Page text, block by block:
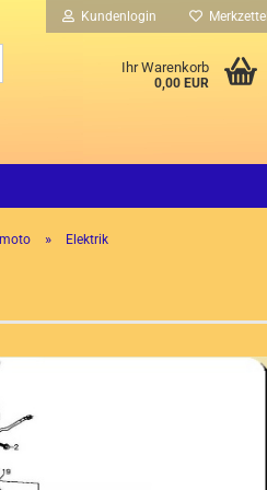
Kundenlogin Merkzettel
Ihr Warenkorb
0,00 EUR
» Elektrik